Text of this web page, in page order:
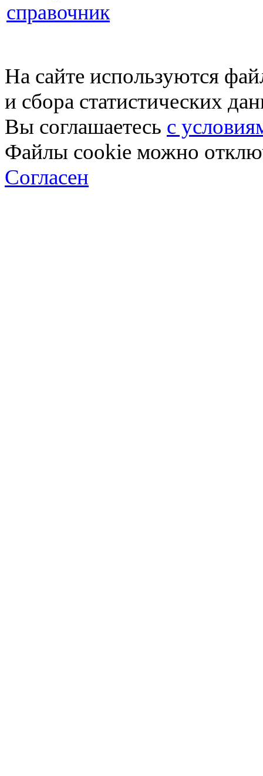
справочник
На сайте используются
и сбора статистических
Вы соглашаетесь с
Файлы cookie можно
Согласен